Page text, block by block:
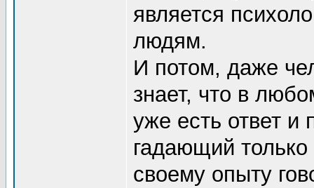
является
людям.
И потом, даже
знает, что в
уже есть ответ и
гадающий только
своему опыту